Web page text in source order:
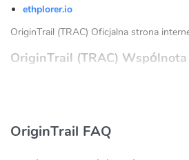
ethplorer.io
OriginTrail (TRAC) Oficjalna strona
OriginTrail (TRAC) Wspólnota
OriginTrail FAQ